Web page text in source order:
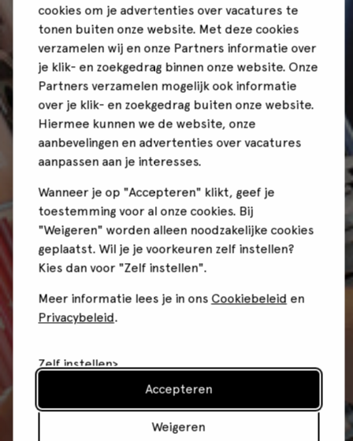
cookies om je advertenties over vacatures te
tonen buiten onze website. Met deze cookies
verzamelen wij en onze Partners informatie over
je klik- en zoekgedrag binnen onze website. Onze
Partners verzamelen mogelijk ook informatie
over je klik- en zoekgedrag buiten onze website.
Hiermee kunnen we de website, onze
aanbevelingen en advertenties over vacatures
aanpassen aan je interesses.
Wanneer je op "Accepteren" klikt, geef je
toestemming voor al onze cookies. Bij
"Weigeren" worden alleen noodzakelijke cookies
geplaatst. Wil je je voorkeuren zelf instellen?
Kies dan voor "Zelf instellen".
Meer informatie lees je in ons Cookiebeleid en
Privacybeleid.
Zelf instellen
Weigeren
Accepteren